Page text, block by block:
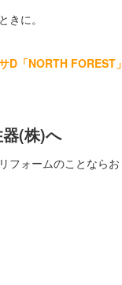
に。
D「NORTH FOREST」
(株)へ
フォームのことならお